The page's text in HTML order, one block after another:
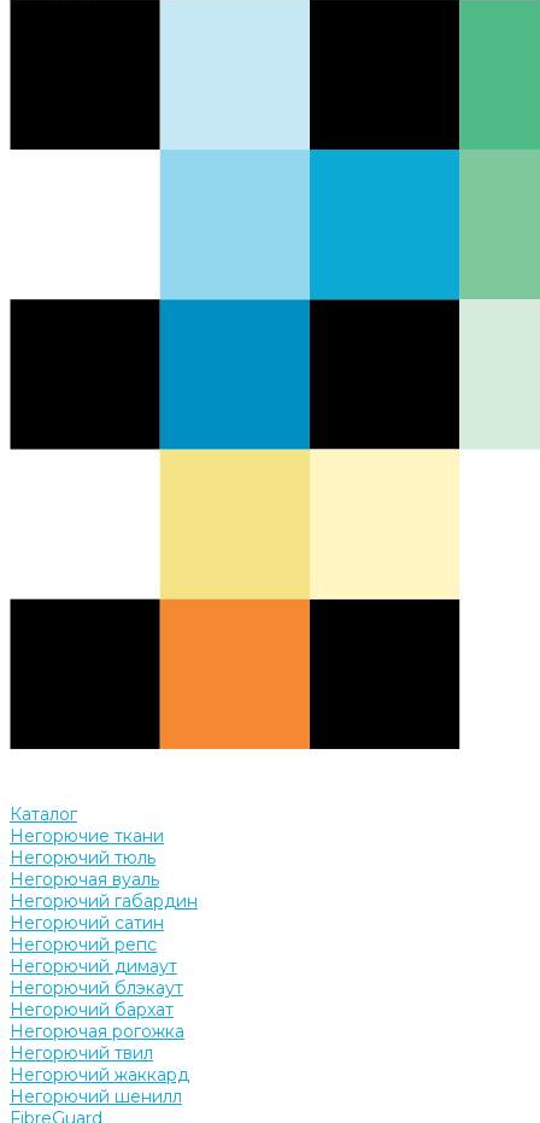
Каталог
Негорючие ткани
Негорючий тюль
Негорючая вуаль
Негорючий габардин
Негорючий сатин
Негорючий репс
Негорючий димаут
Негорючий блэкаут
Негорючий бархат
Негорючая рогожка
Негорючий твил
Негорючий жаккард
Негорючий шенилл
FibreGuard